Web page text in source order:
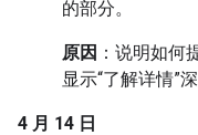
的部分。
原因 ：说明如何
显示“了解详情”
4 月 14 日